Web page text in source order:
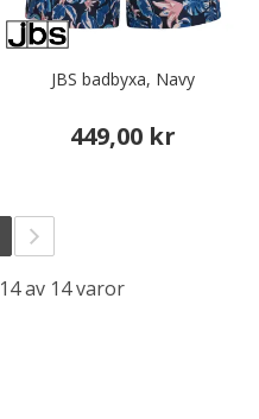
JBS badbyxa, Navy
449,00 kr
14 av 14 varor